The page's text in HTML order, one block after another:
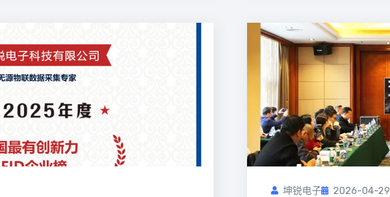
坤锐电子 2026-04-29